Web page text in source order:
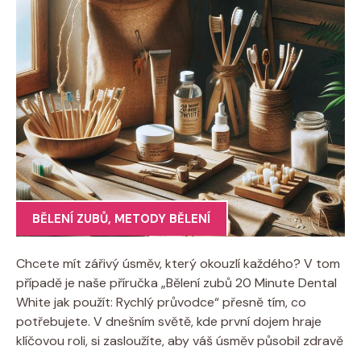
BĚLENÍ ZUBŮ, METODY BĚLENÍ
Chcete mít zářivý úsměv, který okouzlí každého? V tom
případě je naše příručka „Bělení zubů 20 Minute Dental
White jak použít: Rychlý průvodce“ přesně tím, co
potřebujete. V dnešním světě, kde první dojem hraje
klíčovou roli, si zasloužíte, aby váš úsměv působil zdravě